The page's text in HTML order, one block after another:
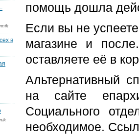
помощь дошла
Если вы не
магазине и
оставляете её в
Альтернативный
на сайте
Социального
необходимое.
в